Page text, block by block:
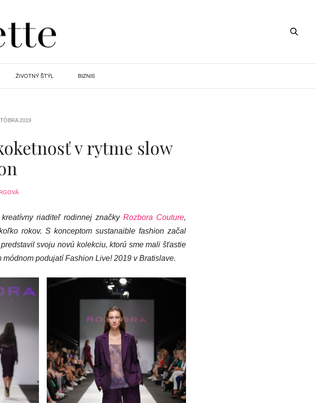
ŽIVOTNÝ ŠTÝL BIZNIS
2019
v rytme slow
riaditeľ rodinnej značky Rozbora Couture,
rokov. S konceptom sustanaible fashion začal
svoju novú kolekciu, ktorú sme mali šťastie
podujatí Fashion Live! 2019 v Bratislave.